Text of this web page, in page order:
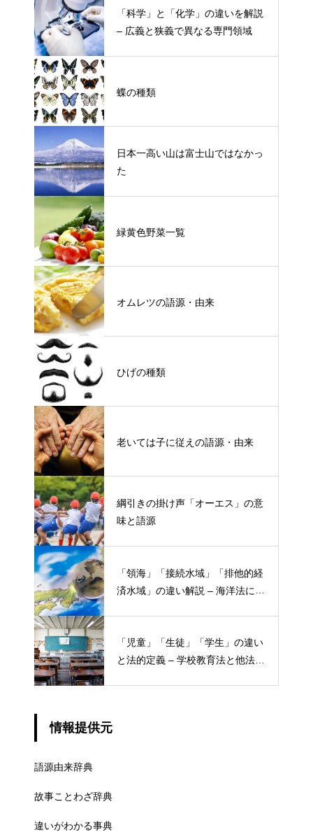
「科学」と「化学」の違いを解説
– 広義と狭義で異なる専門領域
蝶の種類
日本一高い山は富士山ではなかっ
た
緑黄色野菜一覧
オムレツの語源・由来
ひげの種類
老いては子に従えの語源・由来
綱引きの掛け声「オーエス」の意
味と語源
「領海」「接続水域」「排他的経
済水域」の違い解説 – 海洋法にお
「児童」「生徒」「学生」の違い
と法的定義 – 学校教育法と他法律
情報提供元
語源由来辞典
故事ことわざ辞典
違いがわかる事典